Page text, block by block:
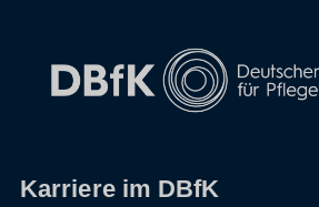
Karriere im DBfK